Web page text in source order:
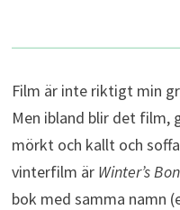
Film är inte riktigt min
Men ibland blir det film,
mörkt och kallt och
vinterfilm är Winter’s
bok med samma namn